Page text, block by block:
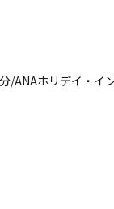
/ANAホリデイ・イ